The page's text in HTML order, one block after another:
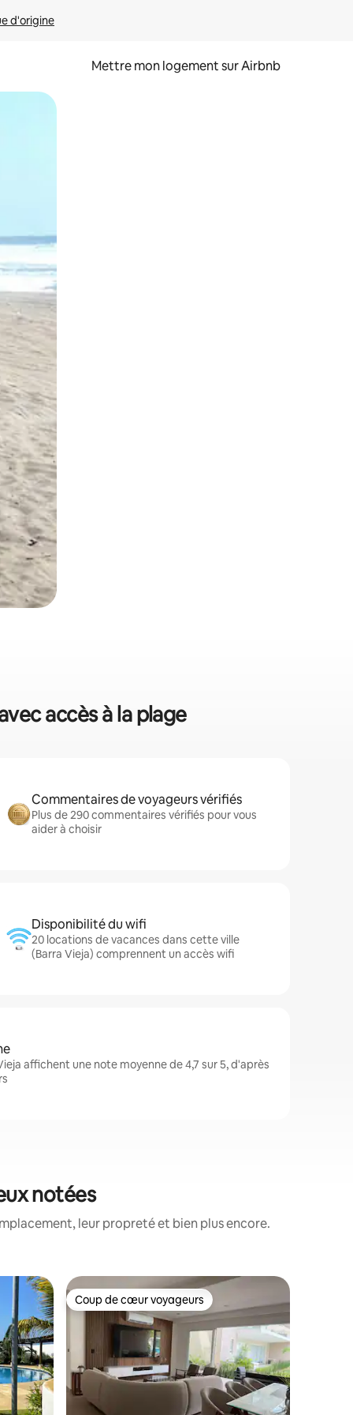
d'origine
Mettre mon logement sur Airbnb
glisser.
accès à la plage
Commentaires de voyageurs vérifiés
Plus de 290 commentaires vérifiés pour vous
aider à choisir
Disponibilité du wifi
20 locations de vacances dans cette ville
(Barra Vieja) comprennent un accès wifi
affichent une note moyenne de 4,7 sur 5, d'après
notées
leur propreté et bien plus encore.
Coup de cœur voyageurs
Coup de cœur voyageurs